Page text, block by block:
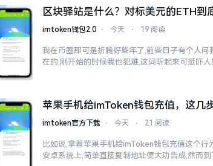
区块驿站是什么？对标美元的ETH到
imtoken钱包2.0 ⋅ 今天 ⋅ 19 阅读
我在币圈那可是折腾好些年了,前些日子有个人
在的,刚开始的时候我也犯难,这词听起来可挺吓
苹果手机给imToken钱包充值，这几
imtoken官方下载 ⋅ 今天 ⋅ 21 阅读
比如说,拿着苹果手机给imToken钱包充值这个
安卓系统上,简单直接复制地址便大功告成,然而